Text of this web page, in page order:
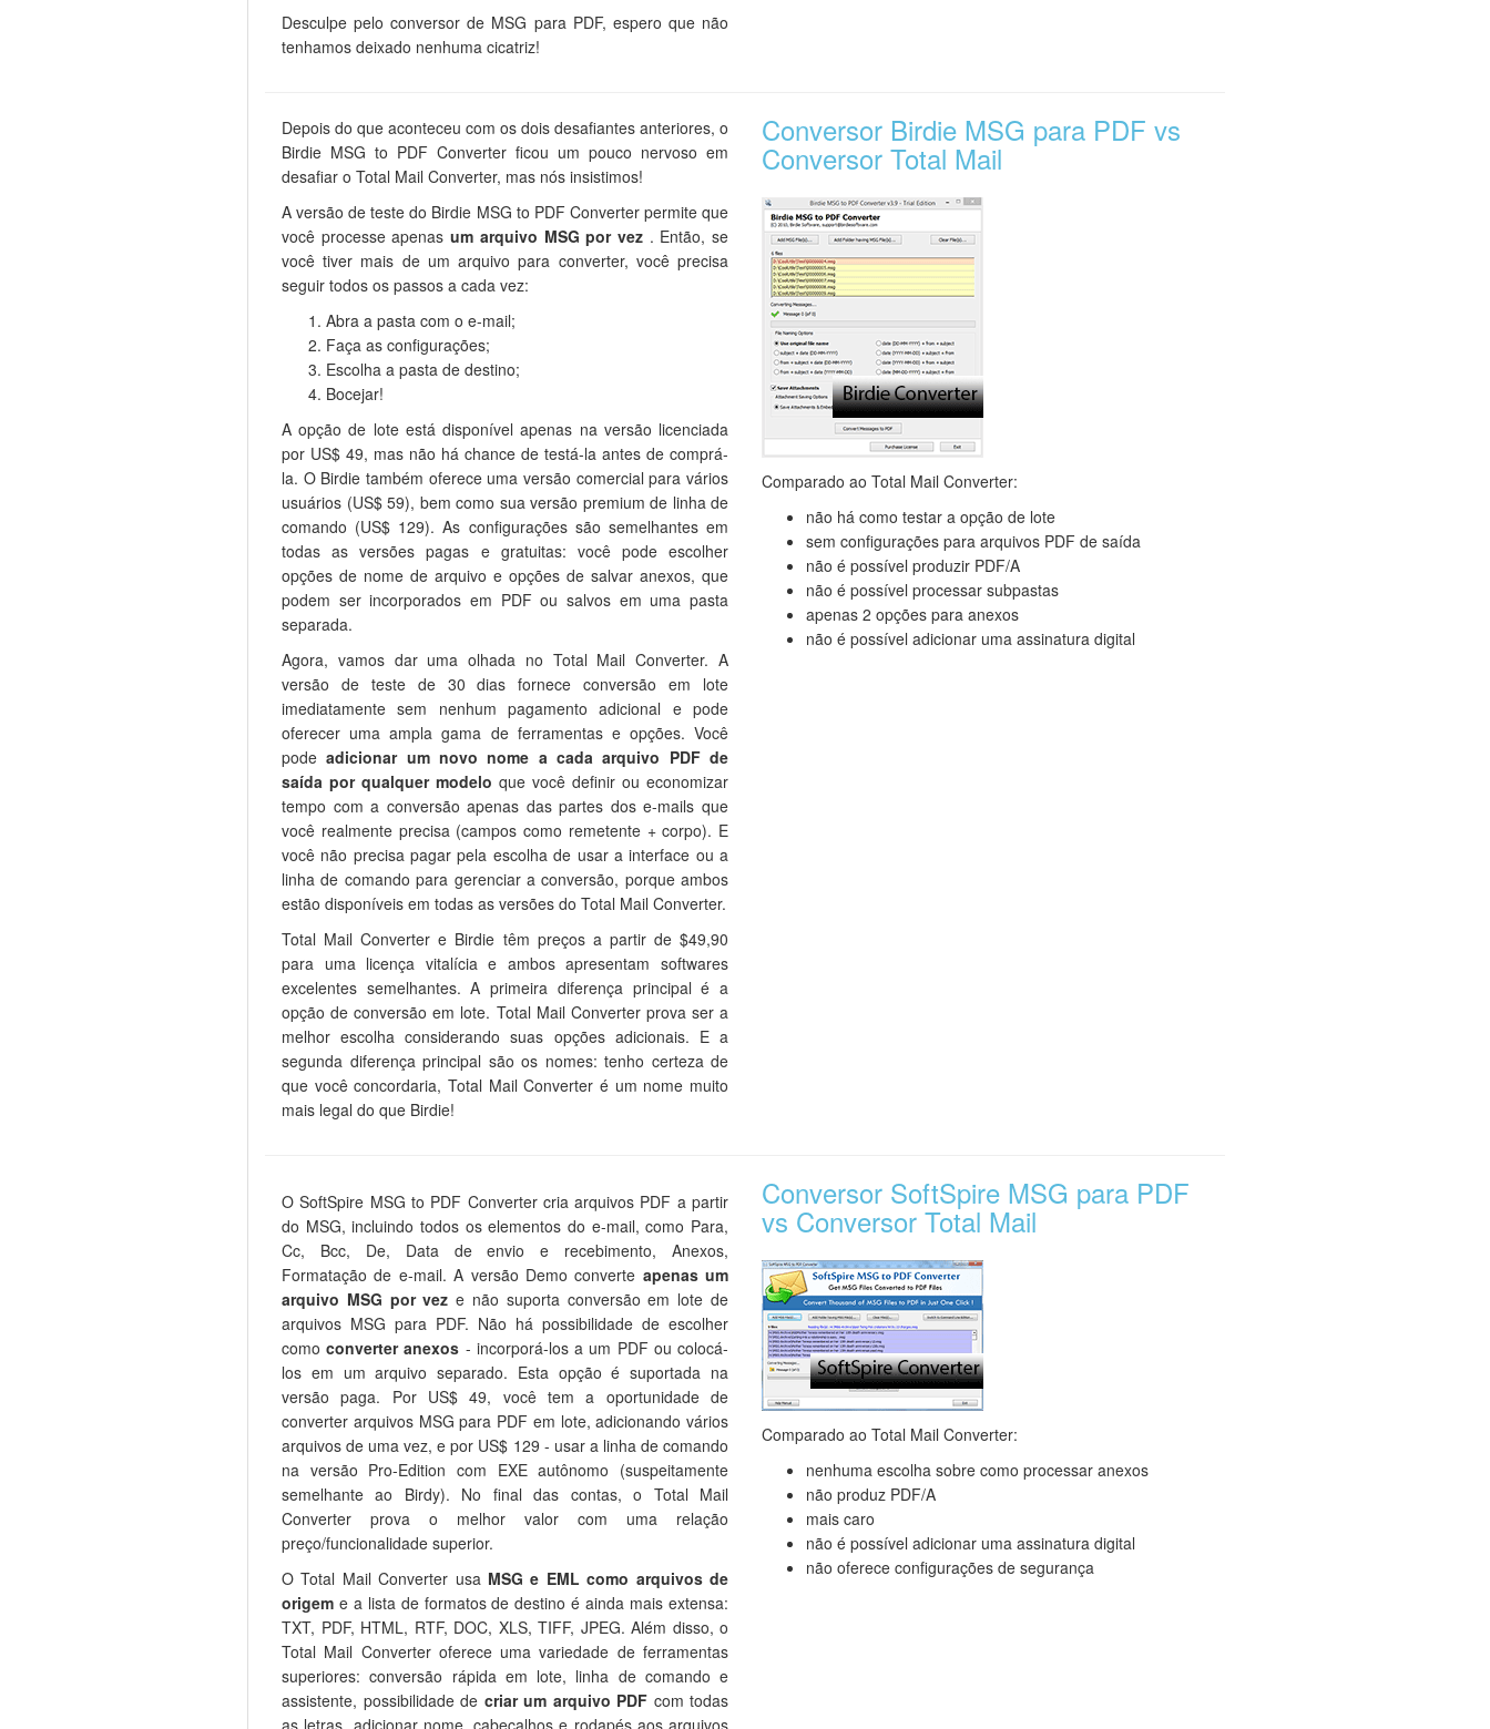
Desculpe pelo conversor de MSG para PDF, espero que não
tenhamos deixado nenhuma cicatriz!
Depois do que aconteceu com os dois desafiantes anteriores, o
Birdie MSG to PDF Converter ficou um pouco nervoso em
desafiar o Total Mail Converter, mas nós insistimos!
A versão de teste do Birdie MSG to PDF Converter permite que
você processe apenasum arquivo MSG por vez. Então, se
você tiver mais de um arquivo para converter, você precisa
seguir todos os passos a cada vez:
Abra a pasta com o e-mail;
Faça as configurações;
Escolha a pasta de destino;
Bocejar!
A opção de lote está disponível apenas na versão licenciada
por US$ 49, mas não há chance de testá-la antes de comprá-
la. O Birdie também oferece uma versão comercial para vários
usuários (US$ 59), bem como sua versão premium de linha de
comando (US$ 129). As configurações são semelhantes em
todas as versões pagas e gratuitas: você pode escolher
opções de nome de arquivo e opções de salvar anexos, que
podem ser incorporados em PDF ou salvos em uma pasta
separada.
Agora, vamos dar uma olhada no Total Mail Converter. A
versão de teste de 30 dias fornece conversão em lote
imediatamente sem nenhum pagamento adicional e pode
oferecer uma ampla gama de ferramentas e opções. Você
podeadicionar um novo nome a cada arquivo PDF de
saída por qualquer modelo que você definir ou economizar
tempo com a conversão apenas das partes dos e-mails que
você realmente precisa (campos como remetente + corpo). E
você não precisa pagar pela escolha de usar a interface ou a
linha de comando para gerenciar a conversão, porque ambos
estão disponíveis em todas as versões do Total Mail Converter.
Total Mail Converter e Birdie têm preços a partir de $49,90
para uma licença vitalícia e ambos apresentam softwares
excelentes semelhantes. A primeira diferença principal é a
opção de conversão em lote. Total Mail Converter prova ser a
melhor escolha considerando suas opções adicionais. E a
segunda diferença principal são os nomes: tenho certeza de
que você concordaria, Total Mail Converter é um nome muito
mais legal do que Birdie!
Conversor Birdie MSG para PDF vs
Conversor Total Mail
Comparado ao Total Mail Converter:
não há como testar a opção de lote
sem configurações para arquivos PDF de saída
não é possível produzir PDF/A
não é possível processar subpastas
apenas 2 opções para anexos
não é possível adicionar uma assinatura digital
O SoftSpire MSG to PDF Converter cria arquivos PDF a partir
do MSG, incluindo todos os elementos do e-mail, como Para,
Cc, Bcc, De, Data de envio e recebimento, Anexos,
Formatação de e-mail. A versão Demo converte apenas um
arquivo MSG por vez e não suporta conversão em lote de
arquivos MSG para PDF. Não há possibilidade de escolher
comoconverter anexos - incorporá-los a um PDF ou colocá-
los em um arquivo separado. Esta opção é suportada na
versão paga. Por US$ 49, você tem a oportunidade de
converter arquivos MSG para PDF em lote, adicionando vários
arquivos de uma vez, e por US$ 129 - usar a linha de comando
na versão Pro-Edition com EXE autônomo (suspeitamente
semelhante ao Birdy). No final das contas, o Total Mail
Converter prova o melhor valor com uma relação
preço/funcionalidade superior.
O Total Mail Converter usa MSG e EML como arquivos de
origem e a lista de formatos de destino é ainda mais extensa:
TXT, PDF, HTML, RTF, DOC, XLS, TIFF, JPEG. Além disso, o
Total Mail Converter oferece uma variedade de ferramentas
superiores: conversão rápida em lote, linha de comando e
assistente, possibilidade de criar um arquivo PDF com todas
Conversor SoftSpire MSG para PDF
vs Conversor Total Mail
Comparado ao Total Mail Converter:
nenhuma escolha sobre como processar anexos
não produz PDF/A
mais caro
não é possível adicionar uma assinatura digital
não oferece configurações de segurança